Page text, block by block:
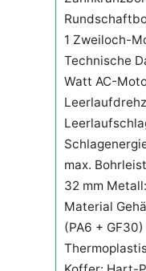
1 Zweiloch-
Technische
Watt AC-
max.
32 mm
Material
(PA6 +